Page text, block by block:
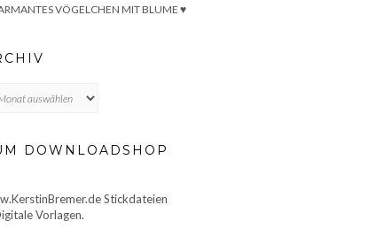
VÖGELCHEN MIT BLUME ♥
DOWNLOADSHOP
Stickdateien
Vorlagen.